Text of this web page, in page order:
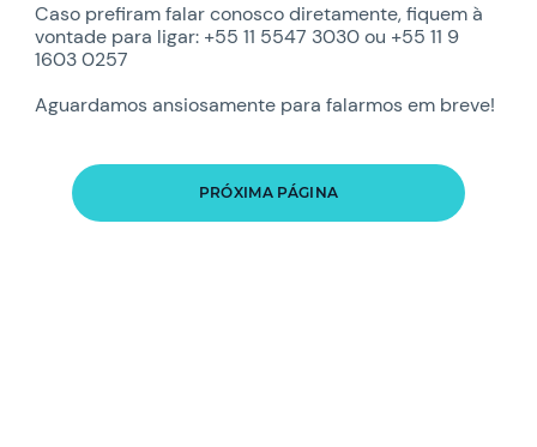
Caso prefiram falar conosco diretamente, fiquem à
vontade para ligar: +55 11 5547 3030 ou +55 11 9
1603 0257
Aguardamos ansiosamente para falarmos em breve!